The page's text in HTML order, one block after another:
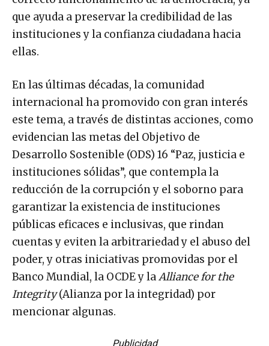
que ayuda a preservar la credibilidad de las
instituciones y la confianza ciudadana hacia
ellas.
En las últimas décadas, la comunidad
internacional ha promovido con gran interés
este tema, a través de distintas acciones, como
evidencian las metas del Objetivo de
Desarrollo Sostenible (ODS) 16 “Paz, justicia e
instituciones sólidas”, que contempla la
reducción de la corrupción y el soborno para
garantizar la existencia de instituciones
públicas eficaces e inclusivas, que rindan
cuentas y eviten la arbitrariedad y el abuso del
poder, y otras iniciativas promovidas por el
Banco Mundial, la OCDE y laAlliance for the
Integrity(Alianza por la integridad) por
mencionar algunas.
Publicidad